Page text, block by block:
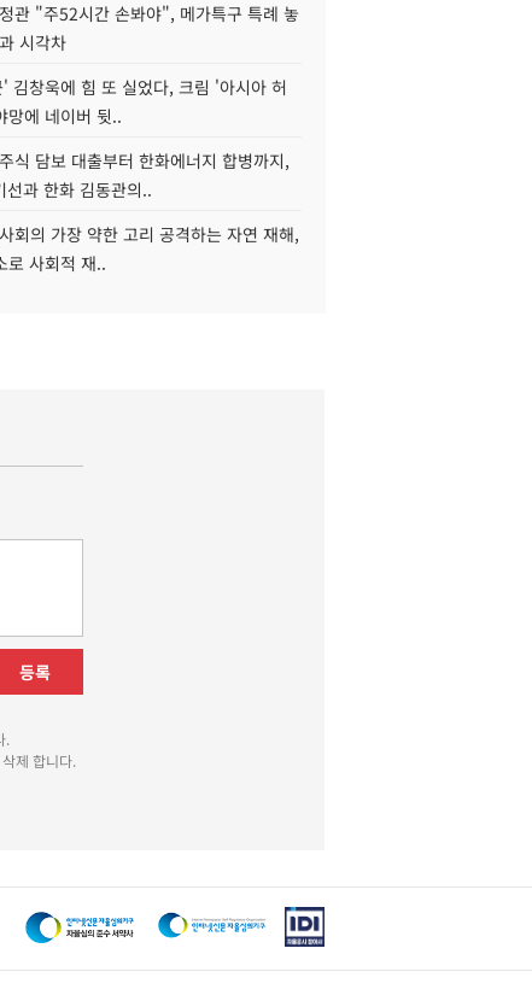
관 "주52시간 손봐야", 메가특구 특례 놓
시각차
김창욱에 힘 또 실었다, 크림 '아시아 허
망에 네이버 뒷..
식 담보 대출부터 한화에너지 합병까지,
선과 한화 김동관의..
회의 가장 약한 고리 공격하는 자연 재해,
로 사회적 재..
등록
.
제 합니다.